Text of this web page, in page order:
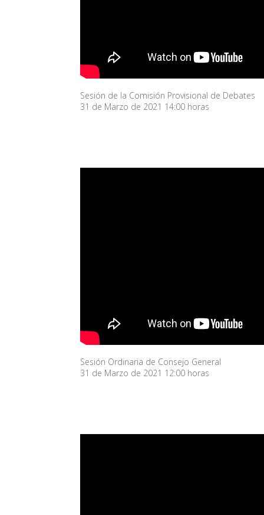
Sesión de la Comisión Provisional de Debates
31 de Marzo de 2021 14:00 horas
Sesión Ordinaria de Consejo General
31 de Marzo de 2021 12:00 horas